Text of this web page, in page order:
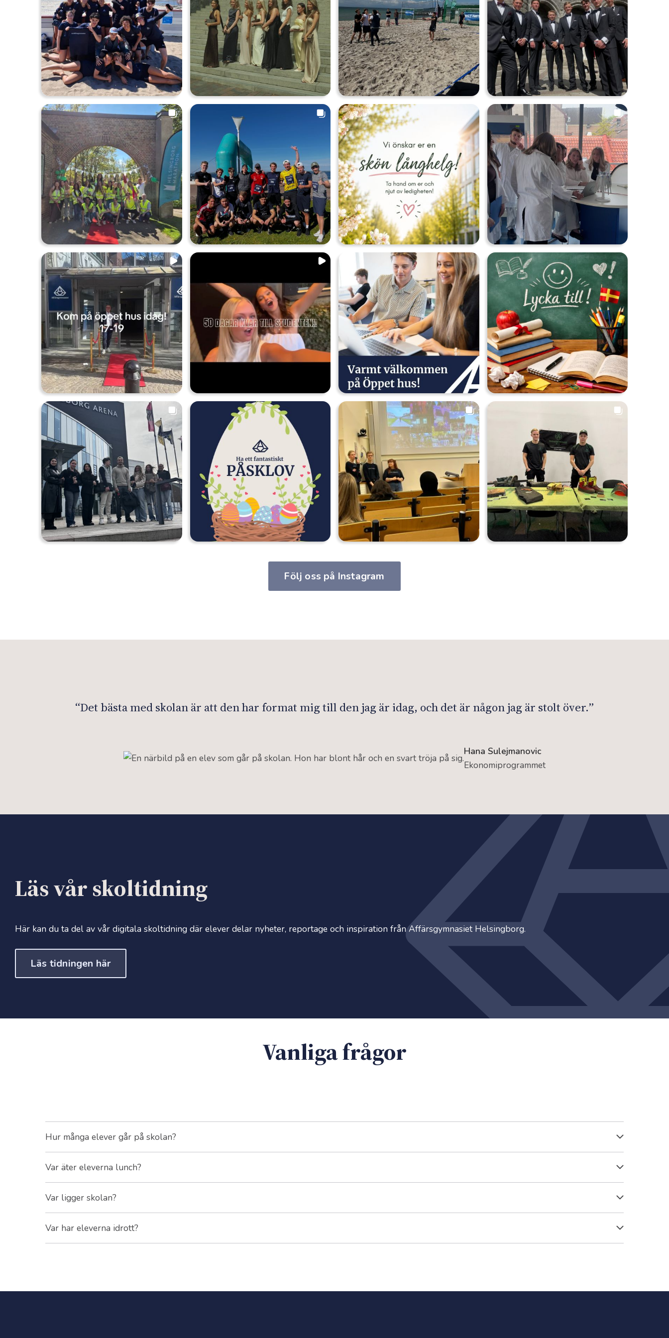
Följ oss på Instagram
“Det bästa med skolan är att den har format mig till den jag är idag, och det är någon jag är stolt över.”
Hana Sulejmanovic
Ekonomiprogrammet
Läs vår skoltidning
Här kan du ta del av vår digitala skoltidning där elever delar nyheter, reportage och inspiration från Affärsgymnasiet Helsingborg.
Läs tidningen här
Vanliga frågor
Hur många elever går på skolan?
Var äter eleverna lunch?
Var ligger skolan?
Var har eleverna idrott?